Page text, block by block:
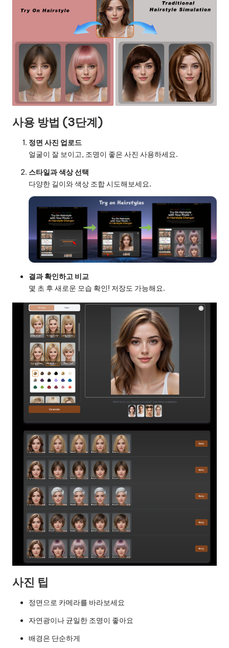
사용 방법 (3단계)
정면 사진 업로드
얼굴이 잘 보이고, 조명이 좋은 사진 사용하세요.
스타일과 색상 선택
다양한 길이와 색상 조합 시도해보세요.
결과 확인하고 비교
몇 초 후 새로운 모습 확인! 저장도 가능해요.
사진 팁
정면으로 카메라를 바라보세요
자연광이나 균일한 조명이 좋아요
배경은 단순하게